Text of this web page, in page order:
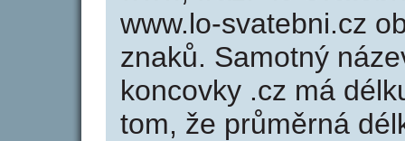
www.lo-svatebni.cz
znaků. Samotný
koncovky .cz má
tom, že průměrná